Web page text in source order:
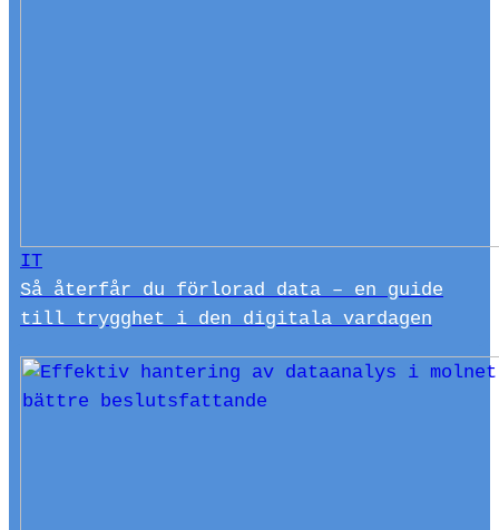
IT
Så återfår du förlorad data – en guide
till trygghet i den digitala vardagen